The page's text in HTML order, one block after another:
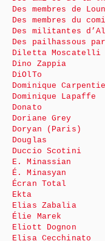
Des membres de
Des membres du
Des militantes
Des pailhassous
Diletta Moscatelli
Dino Zappia
DiOlTo
Dominique
Dominique Lapaffe
Donato
Doriane Grey
Doryan (Paris)
Douglas
Duccio Scotini
E. Minassian
É. Minasyan
Écran Total
Ekta
Elias Zabalia
Élie Marek
Eliott Dognon
Elisa Cecchinato